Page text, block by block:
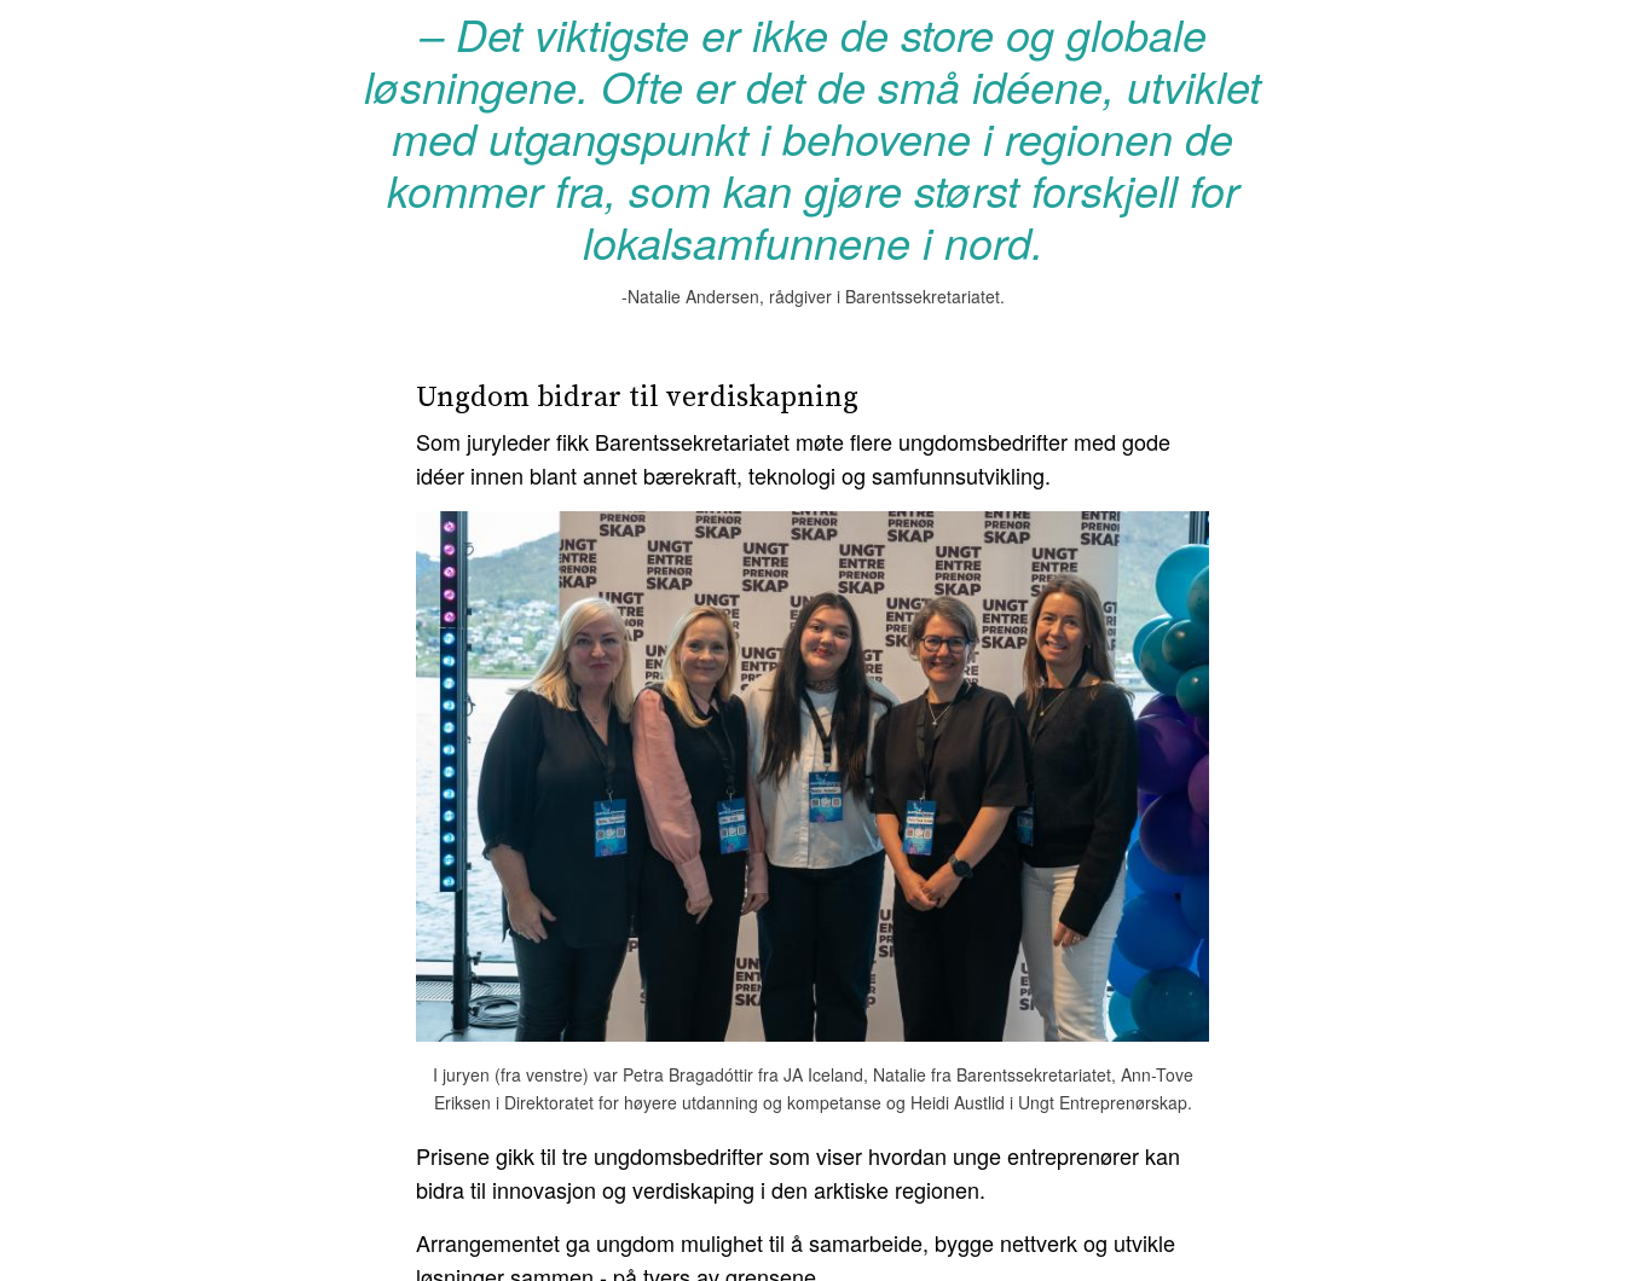
– Det viktigste er ikke de store og globale
løsningene. Ofte er det de små idéene, utviklet
med utgangspunkt i behovene i regionen de
kommer fra, som kan gjøre størst forskjell for
lokalsamfunnene i nord.
-Natalie Andersen, rådgiver i Barentssekretariatet.
Ungdom bidrar til verdiskapning
Som juryleder fikk Barentssekretariatet møte flere ungdomsbedrifter med gode
idéer innen blant annet bærekraft, teknologi og samfunnsutvikling.
I juryen (fra venstre) var Petra Bragadóttir fra JA Iceland, Natalie fra Barentssekretariatet, Ann-Tove
Eriksen i Direktoratet for høyere utdanning og kompetanse og Heidi Austlid i Ungt Entreprenørskap.
Prisene gikk til tre ungdomsbedrifter som viser hvordan unge entreprenører kan
bidra til innovasjon og verdiskaping i den arktiske regionen.
Arrangementet ga ungdom mulighet til å samarbeide, bygge nettverk og utvikle